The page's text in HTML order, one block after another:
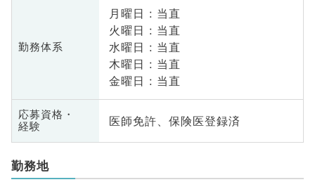
勤務体系
月曜日 : 当直
火曜日 : 当直
水曜日 : 当直
木曜日 : 当直
金曜日 : 当直
応募資格・
経験
医師免許、保険医登録済
勤務地